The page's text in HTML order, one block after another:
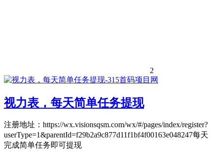
2
视力表，每天简单任务提现
注册地址：https://wx.visionsqsm.com/wx/#/pages/index/register?
userType=1&parentId=f29b2a9c877d11f1bf4f00163e048247每天
完成简单任务即可提现